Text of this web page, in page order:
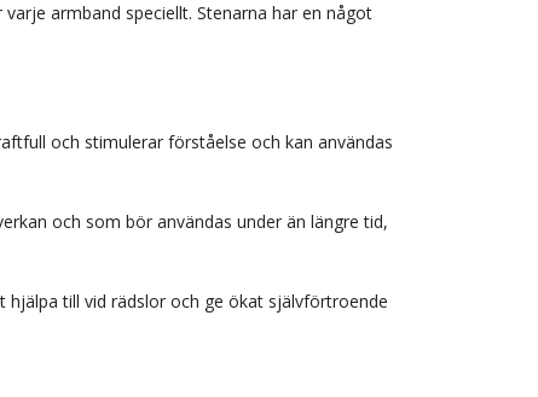
armband speciellt. Stenarna har en något
och stimulerar förståelse och kan användas
och som bör användas under än längre tid,
hjälpa till vid rädslor och ge ökat självförtroende